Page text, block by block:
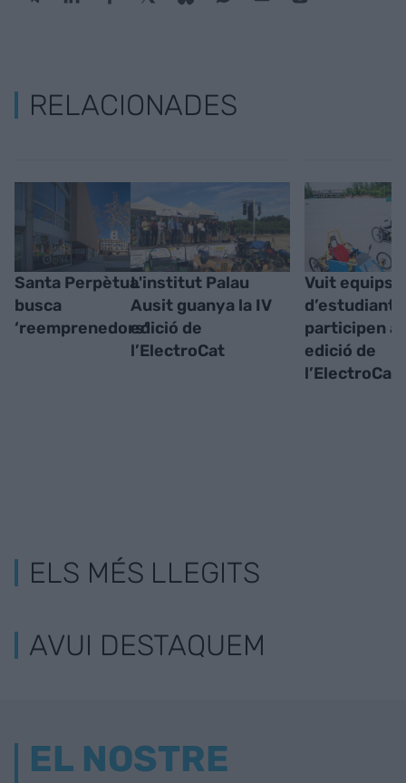
RELACIONADES
Santa Perpètua
busca
‘reemprenedors’
L'institut Palau
Ausit guanya la IV
edició de
l’ElectroCat
Vuit equips
d’estudiants
participen a
edició de
l’ElectroCat
ELS MÉS LLEGITS
AVUI DESTAQUEM
EL NOSTRE